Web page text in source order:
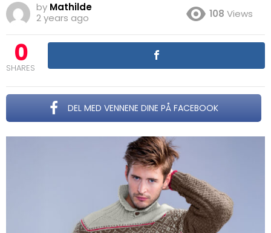
by Mathilde
2 years ago
108 Views
0
SHARES
DEL MED VENNENE DINE PÅ FACEBOOK